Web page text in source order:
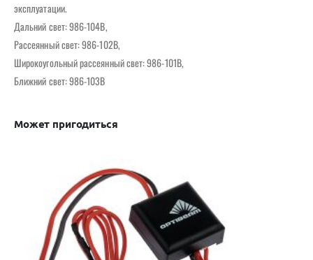
эксплуатации.
Дальний свет: 986-104B,
Рассеянный свет: 986-102B,
Широкоугольный рассеянный свет: 986-101B,
Ближний свет: 986-103B
Может пригодиться